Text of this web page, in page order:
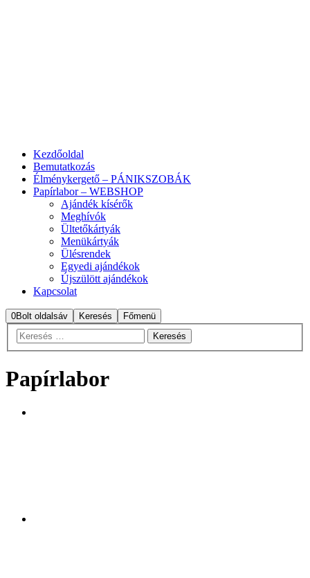
Kezdőoldal
Bemutatkozás
Élménykergető – PÁNIKSZOBÁK
Papírlabor – WEBSHOP
Ajándék kísérők
Meghívók
Ültetőkártyák
Menükártyák
Ülésrendek
Egyedi ajándékok
Újszülött ajándékok
Kapcsolat
0Bolt oldalsáv Keresés Főmenü
Papírlabor